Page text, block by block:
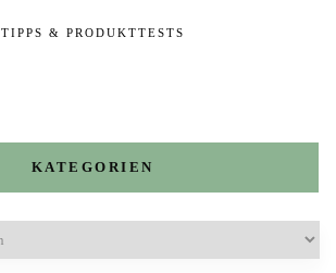
TIPPS & PRODUKTTESTS
KATEGORIEN